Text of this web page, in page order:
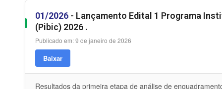
01/2026 - Lançamento Edital 1 Programa
(Pibic) 2026 .
Publicado em: 9 de janeiro de 2026
Baixar
Resultados da primeira etapa de análise de